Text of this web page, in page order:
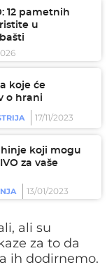
12 pametnih
u
koje će
o hrani
17/11/2023
koji mogu
za vaše
13/01/2023
ali su
za to da
ih dodirnemo.